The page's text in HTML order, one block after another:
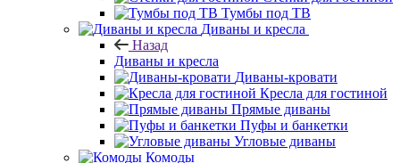
Тумбы под ТВ
Диваны и кресла
Назад
Диваны и кресла
Диваны-кровати
Кресла для гостиной
Прямые диваны
Пуфы и банкетки
Угловые диваны
Комоды